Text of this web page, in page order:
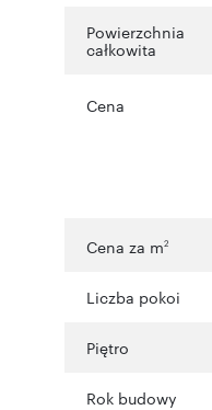
Powierzchnia
całkowita
Cena
Cena za m2
Liczba pokoi
Piętro
Rok budowy